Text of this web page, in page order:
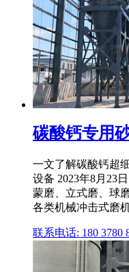
碳酸钙专用
一文了解碳酸钙超
设备 2023年8月23
蒙磨、立式磨、球
各类机械冲击式磨机
联系电话: 180 3780